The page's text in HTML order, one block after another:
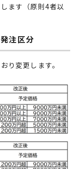
ます（原則4者以
注区分
り変更します。